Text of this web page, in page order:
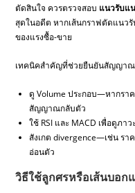
ตัดสินใจ ควรตรวจสอบ แนวรับแ
สุดในอดีต หากเส้นกราฟตัดแนว
ของแรงซื้อ-ขาย
เทคนิคสำคัญที่ช่วยยืนยันสัญญา
ดู Volume ประกอบ—หากร
สัญญาณกลับตัว
ใช้ RSI และ MACD เพื่อดูภา
สังเกต divergence—เช่น รา
อ่อนตัว
วิธีใช้ลูกศรหรือเส้นบอก